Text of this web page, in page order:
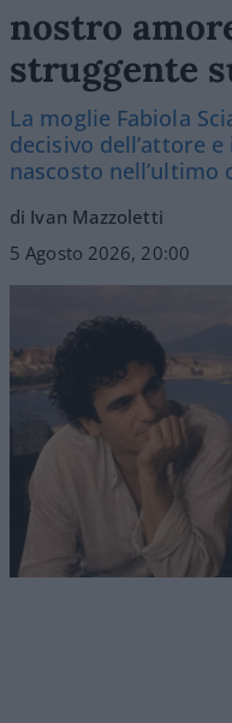
nostro
struggente
La moglie Fabiola
decisivo dell’attore e
nascosto
di Ivan Mazzoletti
5 Agosto 2026, 20:00